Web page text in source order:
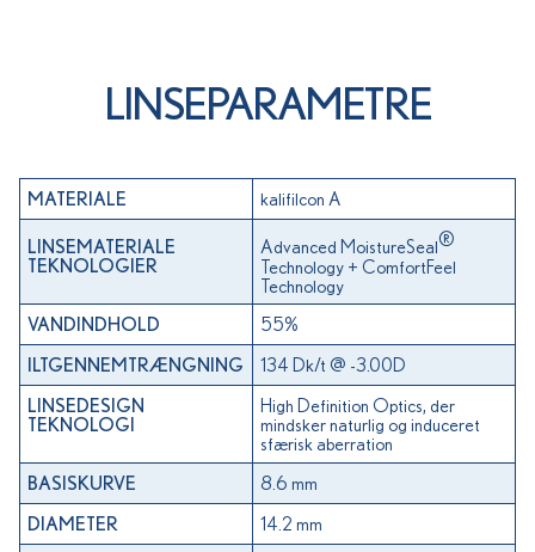
LINSEPARAMETRE
MATERIALE kalifilcon A
LINSEMATERIALE
TEKNOLOGIER
Advanced MoistureSeal®
Technology + ComfortFeel
Technology
VANDINDHOLD 55%
ILTGENNEMTRÆNGNING 134 Dk/t @ -3.00D
LINSEDESIGN
TEKNOLOGI
High Definition Optics, der
mindsker naturlig og induceret
sfærisk aberration
BASISKURVE 8.6 mm
DIAMETER 14.2 mm